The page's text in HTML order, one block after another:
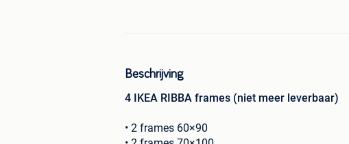
Beschrijving
4 IKEA RIBBA frames (niet meer leverbaar)
• 2 frames 60×90